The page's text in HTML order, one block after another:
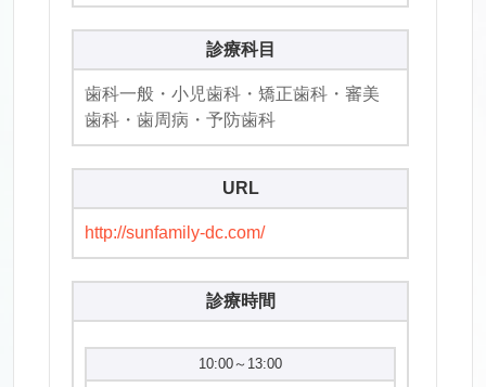
診療科目
歯科一般・小児歯科・矯正歯科・審美
歯科・歯周病・予防歯科
URL
http://sunfamily-dc.com/
診療時間
10:00～13:00